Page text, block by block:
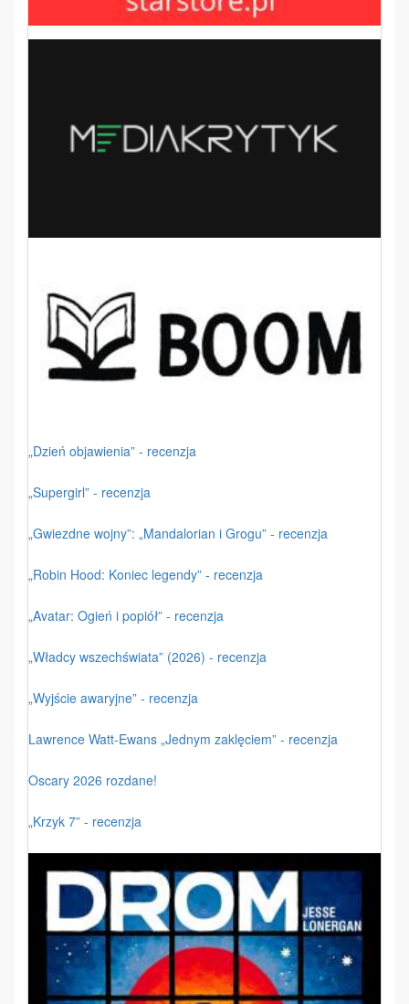
„Dzień objawienia” - recenzja
„Supergirl” - recenzja
„Gwiezdne wojny”: „Mandalorian i Grogu” - recenzja
„Robin Hood: Koniec legendy” - recenzja
„Avatar: Ogień i popiół” - recenzja
„Władcy wszechświata” (2026) - recenzja
„Wyjście awaryjne” - recenzja
Lawrence Watt-Ewans „Jednym zaklęciem” - recenzja
Oscary 2026 rozdane!
„Krzyk 7” - recenzja